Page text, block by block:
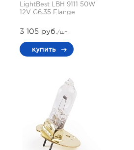
LightBest LBH 9111 50W
12V G6.35 Flange
3 105 руб./шт.
купить